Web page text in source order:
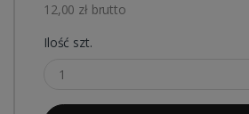
12,00 zł brutto
Ilość szt.